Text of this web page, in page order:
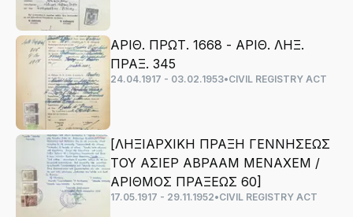
ΑΡΙΘ. ΠΡΩΤ. 1668 - ΑΡΙΘ. ΛΗΞ.
ΠΡΑΞ. 345
24.04.1917 - 03.02.1953•CIVIL REGISTRY ACT
[ΛΗΞΙΑΡΧΙΚΗ ΠΡΑΞΗ ΓΕΝΝΗΣΕΩΣ
ΤΟΥ ΑΣΙΕΡ ΑΒΡΑΑΜ ΜΕΝΑΧΕΜ /
ΑΡΙΘΜΟΣ ΠΡΑΞΕΩΣ 60]
17.05.1917 - 29.11.1952•CIVIL REGISTRY ACT